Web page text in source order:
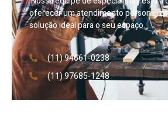
oferecer um atendimento
solução ideal para o seu espaço.
(11) 94661-0238
(11) 97685-1248